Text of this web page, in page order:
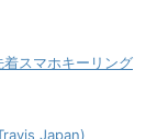
スマホキーリング
Japan)